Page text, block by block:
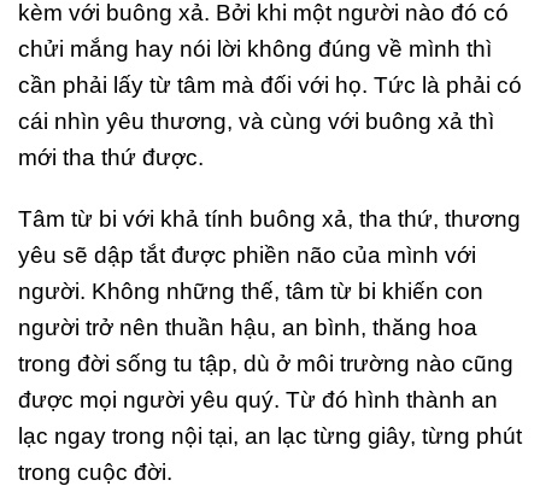
kèm với buông xả. Bởi khi một người nào đó có
chửi mắng hay nói lời không đúng về mình thì
cần phải lấy từ tâm mà đối với họ. Tức là phải có
cái nhìn yêu thương, và cùng với buông xả thì
mới tha thứ được.
Tâm từ bi với khả tính buông xả, tha thứ, thương
yêu sẽ dập tắt được phiền não của mình với
người. Không những thế, tâm từ bi khiến con
người trở nên thuần hậu, an bình, thăng hoa
trong đời sống tu tập, dù ở môi trường nào cũng
được mọi người yêu quý. Từ đó hình thành an
lạc ngay trong nội tại, an lạc từng giây, từng phút
trong cuộc đời.